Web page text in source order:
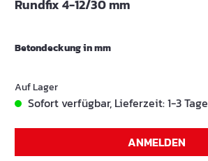
Rundfix 4-12/30 mm
Betondeckung in mm
Auf Lager
Sofort verfügbar, Lieferzeit: 1-3 Tage
ANMELDEN